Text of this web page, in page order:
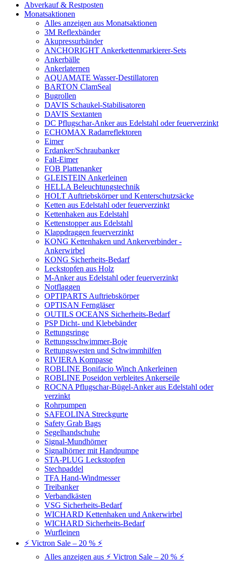
Abverkauf & Restposten
Monatsaktionen
Alles anzeigen aus Monatsaktionen
3M Reflexbänder
Akupressurbänder
ANCHORIGHT Ankerkettenmarkierer-Sets
Ankerbälle
Ankerlaternen
AQUAMATE Wasser-Destillatoren
BARTON ClamSeal
Bugrollen
DAVIS Schaukel-Stabilisatoren
DAVIS Sextanten
DC Pflugschar-Anker aus Edelstahl oder feuerverzinkt
ECHOMAX Radarreflektoren
Eimer
Erdanker/Schraubanker
Falt-Eimer
FOB Plattenanker
GLEISTEIN Ankerleinen
HELLA Beleuchtungstechnik
HOLT Auftriebskörper und Kenterschutzsäcke
Ketten aus Edelstahl oder feuerverzinkt
Kettenhaken aus Edelstahl
Kettenstopper aus Edelstahl
Klappdraggen feuerverzinkt
KONG Kettenhaken und Ankerverbinder -
Ankerwirbel
KONG Sicherheits-Bedarf
Leckstopfen aus Holz
M-Anker aus Edelstahl oder feuerverzinkt
Notflaggen
OPTIPARTS Auftriebskörper
OPTISAN Ferngläser
OUTILS OCEANS Sicherheits-Bedarf
PSP Dicht- und Klebebänder
Rettungsringe
Rettungsschwimmer-Boje
Rettungswesten und Schwimmhilfen
RIVIERA Kompasse
ROBLINE Bonifacio Winch Ankerleinen
ROBLINE Poseidon verbleites Ankerseile
ROCNA Pflugschar-Bügel-Anker aus Edelstahl oder
verzinkt
Rohrpumpen
SAFEOLINA Streckgurte
Safety Grab Bags
Segelhandschuhe
Signal-Mundhörner
Signalhörner mit Handpumpe
STA-PLUG Leckstopfen
Stechpaddel
TFA Hand-Windmesser
Treibanker
Verbandkästen
VSG Sicherheits-Bedarf
WICHARD Kettenhaken und Ankerwirbel
WICHARD Sicherheits-Bedarf
Wurfleinen
⚡ Victron Sale – 20 % ⚡
Alles anzeigen aus ⚡ Victron Sale – 20 % ⚡